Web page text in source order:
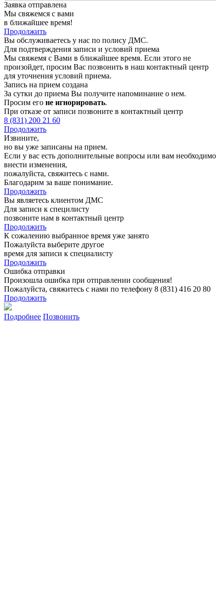
Заявка отправлена
Мы свяжемся с вами
в ближайшее время!
Продолжить
Вы обслуживаетесь у нас по полису ДМС.
Для подтверждения записи и условий приема
Мы свяжемя с Вами в ближайшее время. Если этого не
произойдет, просим Вас позвонить в наш контактный центр
для уточнения условий приема.
Запись на прием создана
За сутки до приема Вы получите напоминание о нем.
Просим его не игнорировать.
При отказе от записи позвоните в контактный центр
8 (831) 200 21 60
Продолжить
Извините,
но вы уже записаны на прием.
Если у вас есть дополнительные вопросы или вам необходимо
внести изменения,
пожалуйста, свяжитесь с нами.
Благодарим за ваше понимание.
Продолжить
Вы являетесь клиентом ДМС
Для записи к специлисту
позвоните нам в контактный центр
Продолжить
К сожалению выбранное время уже занято
Пожалуйста выберите другое
время для записи к специалисту
Продолжить
Ошибка отправки
Произошла ошибка при отправлении сообщения!
Пожалуйста, свяжитесь с нами по телефону 8 (831) 416 20 80
Продолжить
Подробнее Позвонить